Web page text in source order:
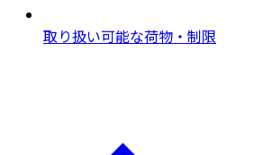
取り扱い可能な荷物・制限